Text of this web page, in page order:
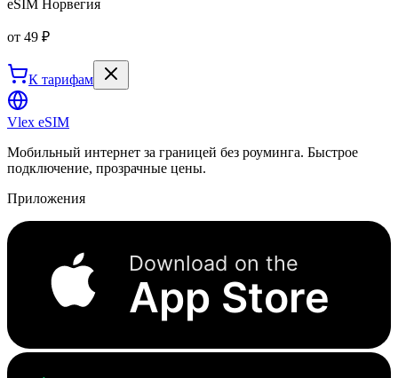
eSIM Норвегия
от 49 ₽
К тарифам
Vlex eSIM
Мобильный интернет за границей без роуминга. Быстрое
подключение, прозрачные цены.
Приложения
Download on the
App Store